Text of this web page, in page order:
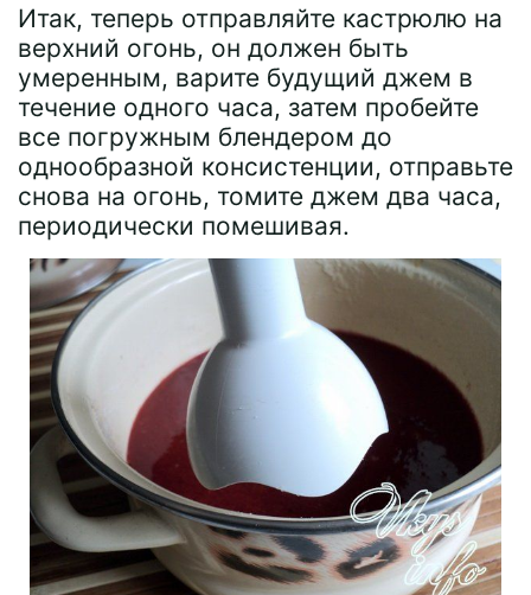
Итак, теперь отправляйте кастрюлю на
верхний огонь, он должен быть
умеренным, варите будущий джем в
течение одного часа, затем пробейте
все погружным блендером до
однообразной консистенции, отправьте
снова на огонь, томите джем два часа,
периодически помешивая.